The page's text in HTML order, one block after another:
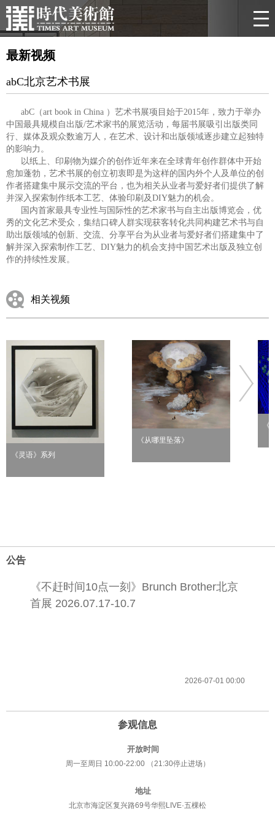
最新视频
abC北京艺术书展
abC（art book in China ）艺术书展项目始于2015年，致力于举办
中国最具规模自出版/艺术家书的展览活动，每届书展吸引出版类同
行、媒体及观众数逾万人，在艺术、设计和出版领域逐步建立起独特
的影响力。
以纸上、印刷物为媒介的创作近年来在全球青年创作群体中开始
愈加蓬勃，艺术书展的创立初衷即是为这样的国内外个人及单位的创
作者搭建集中展示交流的平台，也为相关从业者与爱好者们提供了解
并深入探索制作纸本工艺、体验印刷及DIY魅力的机会。
国内首家最具专业性与国际性的艺术家书与自主出版博览会，优
秀的文化艺术受众，集结口碑人群实现获客转化共同构建艺术书与自
助出版领域的创新、交流、分享平台为从业者与爱好者们搭建集中了
解并深入探索制作工艺、DIY魅力的机会支持中国艺术出版及独立创
作的持续性发展。
相关视频
《灵语》系列
《从哪里坠落》
《
公告
《不赶时间10点一刻》Brunch Brother北京
首展 2026.07.17-10.7
2026-07-01 00:00
参观信息
开放时间
周一至周日 10:00-22:00 （21:30停止进场）
地址
北京市海淀区复兴路69号华熙LIVE·五棵松